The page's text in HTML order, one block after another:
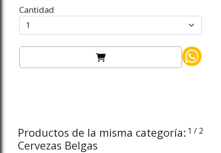
Cantidad
Productos de la misma categoría:
Cervezas Belgas
1 / 2